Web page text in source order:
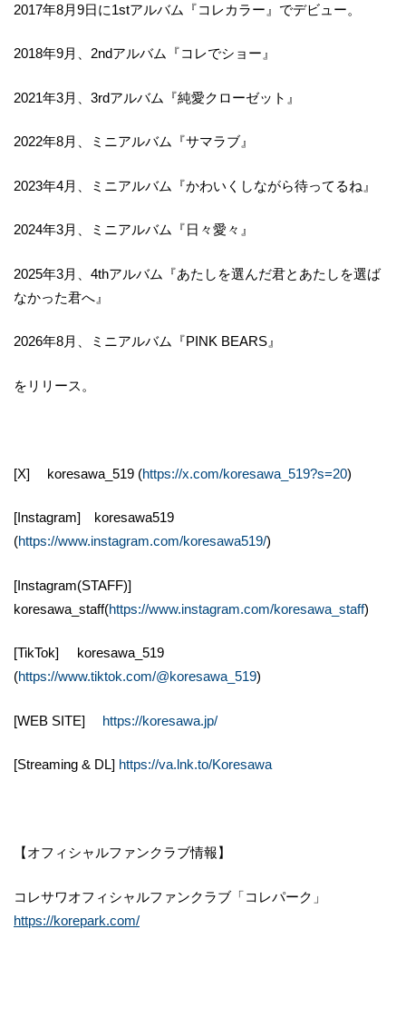
2017年8月9日に1stアルバム『コレカラー』でデビュー。
2018年9月、2ndアルバム『コレでショー』
2021年3月、3rdアルバム『純愛クローゼット』
2022年8月、ミニアルバム『サマラブ』
2023年4月、ミニアルバム『かわいくしながら待ってるね』
2024年3月、ミニアルバム『日々愛々』
2025年3月、4thアルバム『あたしを選んだ君とあたしを選ば
なかった君へ』
2026年8月、ミニアルバム『PINK BEARS』
をリリース。
[X] koresawa_519 (https://x.com/koresawa_519?s=20)
[Instagram] koresawa519
(https://www.instagram.com/koresawa519/)
[Instagram(STAFF)]
koresawa_staff(https://www.instagram.com/koresawa_staff)
[TikTok] koresawa_519
(https://www.tiktok.com/@koresawa_519)
[WEB SITE] https://koresawa.jp/
[Streaming & DL] https://va.lnk.to/Koresawa
【オフィシャルファンクラブ情報】
コレサワオフィシャルファンクラブ「コレパーク」
https://korepark.com/